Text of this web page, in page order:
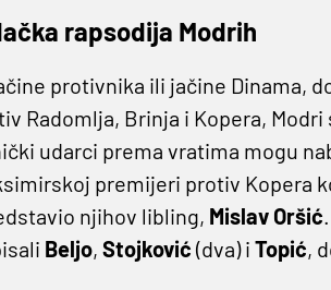
rapsodija Modrih
protivnika ili jačine Dinama,
Radomlja, Brinja i Kopera,
udarci prema vratima mogu
premijeri protiv Kopera
njihov libling, Mislav Oršić
Beljo, Stojković (dva) i Topić,